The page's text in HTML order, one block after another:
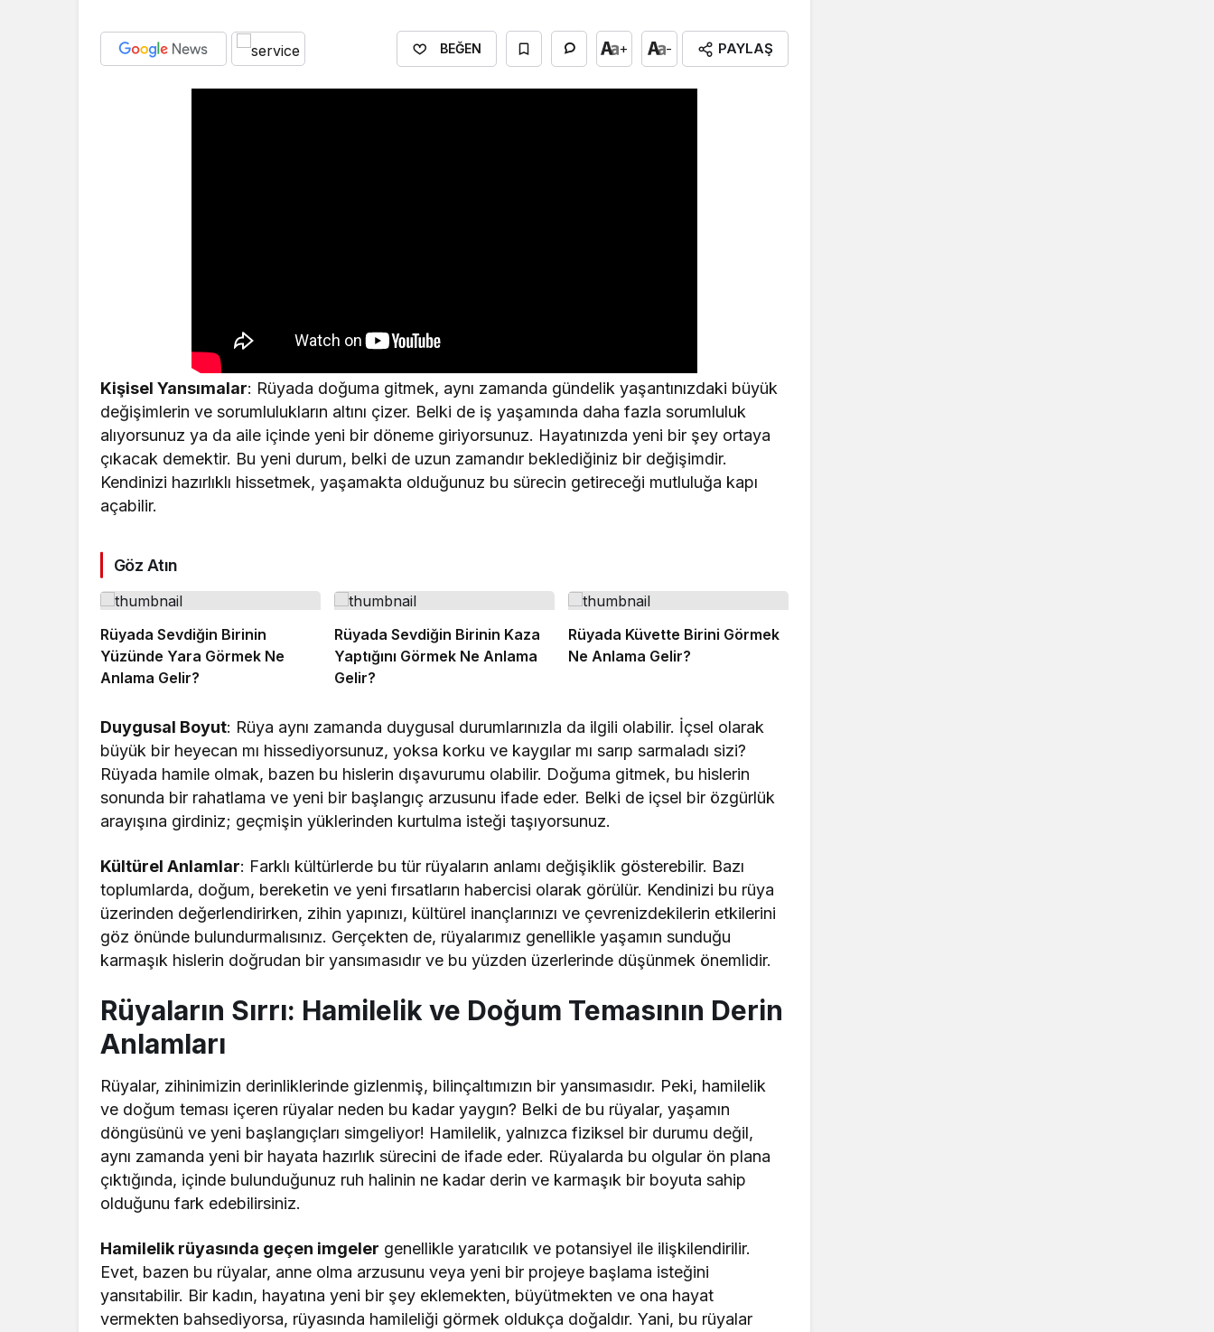
BEĞEN + - PAYLAŞ
Kişisel Yansımalar: Rüyada doğuma gitmek, aynı zamanda gündelik yaşantınızdaki büyük
değişimlerin ve sorumlulukların altını çizer. Belki de iş yaşamında daha fazla sorumluluk
alıyorsunuz ya da aile içinde yeni bir döneme giriyorsunuz. Hayatınızda yeni bir şey ortaya
çıkacak demektir. Bu yeni durum, belki de uzun zamandır beklediğiniz bir değişimdir.
Kendinizi hazırlıklı hissetmek, yaşamakta olduğunuz bu sürecin getireceği mutluluğa kapı
açabilir.
Göz Atın
Rüyada Sevdiğin Birinin
Yüzünde Yara Görmek Ne
Anlama Gelir?
Rüyada Sevdiğin Birinin Kaza
Yaptığını Görmek Ne Anlama
Gelir?
Rüyada Küvette Birini Görmek
Ne Anlama Gelir?
Duygusal Boyut: Rüya aynı zamanda duygusal durumlarınızla da ilgili olabilir. İçsel olarak
büyük bir heyecan mı hissediyorsunuz, yoksa korku ve kaygılar mı sarıp sarmaladı sizi?
Rüyada hamile olmak, bazen bu hislerin dışavurumu olabilir. Doğuma gitmek, bu hislerin
sonunda bir rahatlama ve yeni bir başlangıç arzusunu ifade eder. Belki de içsel bir özgürlük
arayışına girdiniz; geçmişin yüklerinden kurtulma isteği taşıyorsunuz.
Kültürel Anlamlar: Farklı kültürlerde bu tür rüyaların anlamı değişiklik gösterebilir. Bazı
toplumlarda, doğum, bereketin ve yeni fırsatların habercisi olarak görülür. Kendinizi bu rüya
üzerinden değerlendirirken, zihin yapınızı, kültürel inançlarınızı ve çevrenizdekilerin etkilerini
göz önünde bulundurmalısınız. Gerçekten de, rüyalarımız genellikle yaşamın sunduğu
karmaşık hislerin doğrudan bir yansımasıdır ve bu yüzden üzerlerinde düşünmek önemlidir.
Rüyaların Sırrı: Hamilelik ve Doğum Temasının Derin
Anlamları
Rüyalar, zihinimizin derinliklerinde gizlenmiş, bilinçaltımızın bir yansımasıdır. Peki, hamilelik
ve doğum teması içeren rüyalar neden bu kadar yaygın? Belki de bu rüyalar, yaşamın
döngüsünü ve yeni başlangıçları simgeliyor! Hamilelik, yalnızca fiziksel bir durumu değil,
aynı zamanda yeni bir hayata hazırlık sürecini de ifade eder. Rüyalarda bu olgular ön plana
çıktığında, içinde bulunduğunuz ruh halinin ne kadar derin ve karmaşık bir boyuta sahip
olduğunu fark edebilirsiniz.
Hamilelik rüyasında geçen imgeler genellikle yaratıcılık ve potansiyel ile ilişkilendirilir.
Evet, bazen bu rüyalar, anne olma arzusunu veya yeni bir projeye başlama isteğini
yansıtabilir. Bir kadın, hayatına yeni bir şey eklemekten, büyütmekten ve ona hayat
vermekten bahsediyorsa, rüyasında hamileliği görmek oldukça doğaldır. Yani, bu rüyalar